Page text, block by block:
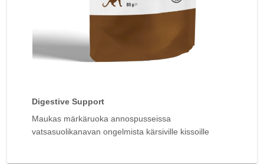
Digestive Support
Maukas märkäruoka annospusseissa
vatsasuolikanavan ongelmista kärsiville kissoille